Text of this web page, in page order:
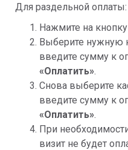
Для раздельной оплаты:
Нажмите на кнопку
Выберите нужную
введите сумму к
«Оплатить».
Снова выберите
введите сумму к
«Оплатить».
При
визит не будет